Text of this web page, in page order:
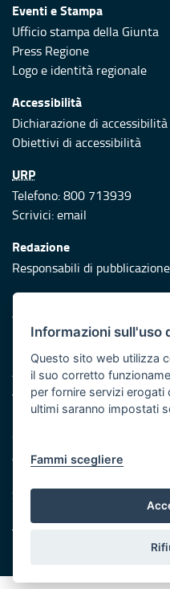
Eventi e Stampa
Ufficio stampa della Giunta
Press Regione
Logo e identità regionale
Accessibilità
Dichiarazione di accessibilità
Obiettivi di accessibilità
URP
Telefono: 800 713939
Scrivici:email
Redazione
Responsabili di pubblicazione
Protezione civile
Vai al sito di Protezione Civile
Iniziativa finanziata con
Asse XI
Note legali
Cookie e privacy
Atti di notifica
Servizi Intranet
©
Informazioni sull'uso
Questo sito web utilizza
il suo corretto
per fornire servizi erogati
ultimi saranno impostati
Fammi scegliere